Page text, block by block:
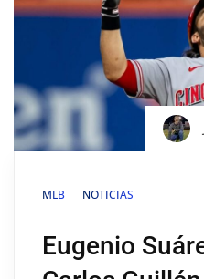
MLB NOTICIAS
Eugenio